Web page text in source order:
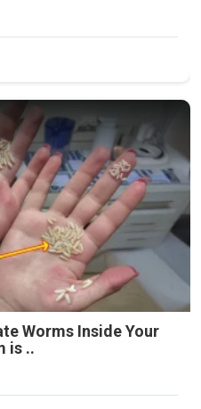
Worms Inside Your
is ..